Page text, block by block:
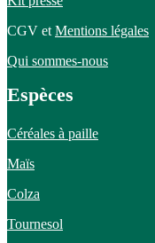
CGV et Mentions légales
Qui sommes-nous
Espèces
Céréales à paille
Maïs
Colza
Tournesol